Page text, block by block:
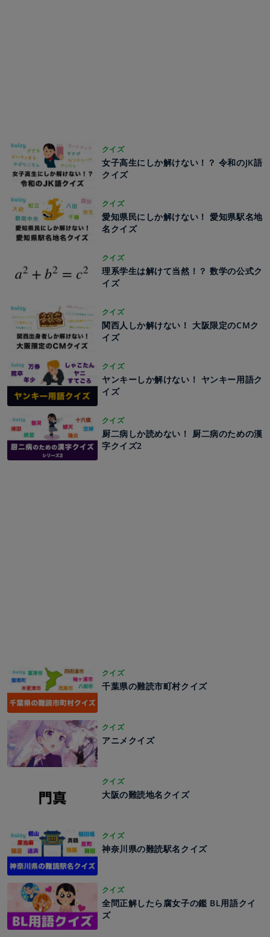
クイズ
女子高生にしか解けない！？ 令和のJK語
クイズ
クイズ
愛知県民にしか解けない！ 愛知県駅名地
名クイズ
クイズ
理系学生は解けて当然！？ 数学の公式ク
イズ
クイズ
関西人しか解けない！ 大阪限定のCMク
イズ
クイズ
ヤンキーしか解けない！ ヤンキー用語ク
イズ
クイズ
厨二病しか読めない！ 厨二病のための漢
字クイズ2
クイズ
千葉県の難読市町村クイズ
クイズ
アニメクイズ
クイズ
大阪の難読地名クイズ
クイズ
神奈川県の難読駅名クイズ
クイズ
全問正解したら腐女子の鑑 BL用語クイ
ズ